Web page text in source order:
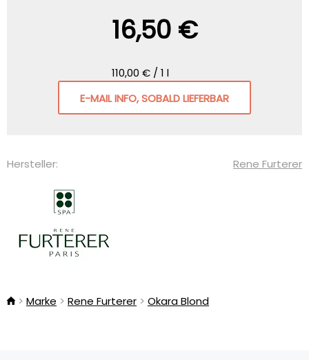
16,50 €
110,00 € / 1 l
E-MAIL INFO, SOBALD LIEFERBAR
Hersteller: Rene Furterer
Marke Rene Furterer Okara Blond